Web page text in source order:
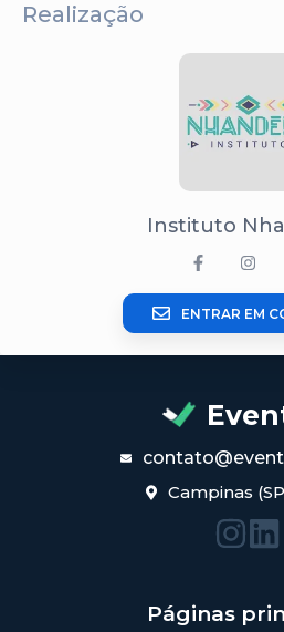
Realização
Instituto
ENTRAR EM
Campinas
Páginas